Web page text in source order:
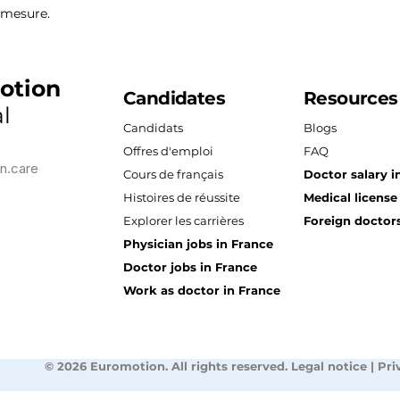
mesure.
Candidates
Candidats
Offres d'emploi
Cours de français
Histoires de réussite
Explorer les carrières
Physician jobs in France
Doctor jobs in France
Work as doctor in France
Resources
Blogs
FAQ
Doctor salary
Medical
Foreign
© 2026 Euromotion. All rights reserved. Legal notice |